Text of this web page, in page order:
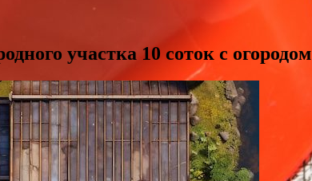
участка 10 соток с огородом